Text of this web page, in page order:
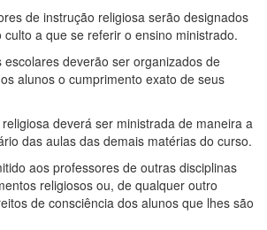
de instrução religiosa serão designados
a que se referir o ensino ministrado.
deverão ser organizados de
alunos o cumprimento exato de seus
deverá ser ministrada de maneira a
das aulas das demais matérias do curso.
aos professores de outras disciplinas
religiosos ou, de qualquer outro
de consciência dos alunos que lhes são